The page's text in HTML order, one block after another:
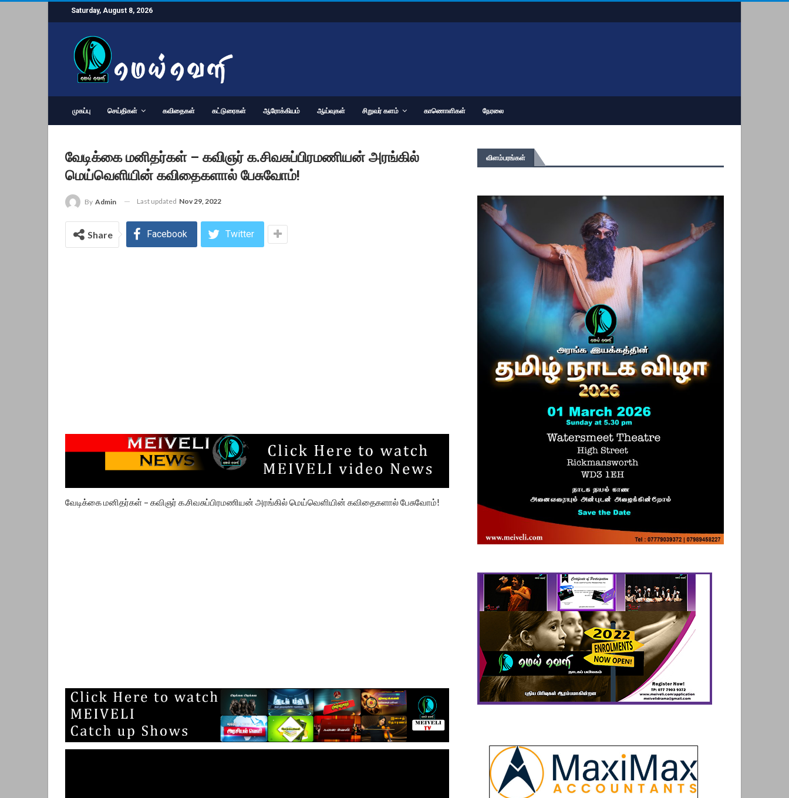
Saturday, August 8, 2026
முகப்பு செய்திகள் கவிதைகள் கட்டுரைகள் ஆரோக்கியம் ஆய்வுகள் சிறுவர் களம் காணொளிகள் நேரலை
வேடிக்கை மனிதர்கள் – கவிஞர் க.சிவசுப்பிரமணியன் அரங்கில்
மெய்வெளியின் கவிதைகளால் பேசுவோம்!
By Admin Last updated Nov 29, 2022
Share Facebook Twitter
வேடிக்கை மனிதர்கள் – கவிஞர் க.சிவசுப்பிரமணியன் அரங்கில் மெய்வெளியின் கவிதைகளால் பேசுவோம்!
விளம்பரங்கள்